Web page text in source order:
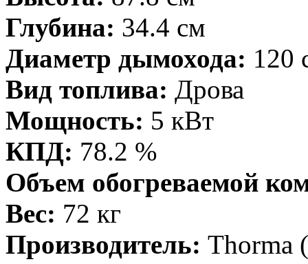
Глубина: 34.4 см
Диаметр дымохода: 120
Вид топлива: Дрова
Мощность: 5 кВт
КПД: 78.2 %
Объем обогреваемой
Вес: 72 кг
Производитель: Thorma